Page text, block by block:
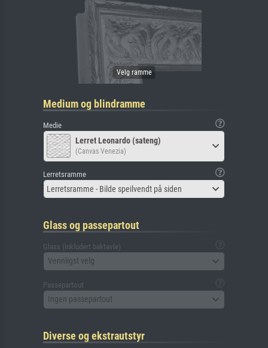
Medium og blindramme
Medie
Lerret Leonardo (sateng)
(Canvas Venezia)
Lerretsramme
Lerretsramme - Bilde speilvendt på siden
Glass og passepartout
Glass (inkludert baktavle)
Vennligst velg
Passepartout
Ingen passepartout
Diverse og ekstrautstyr